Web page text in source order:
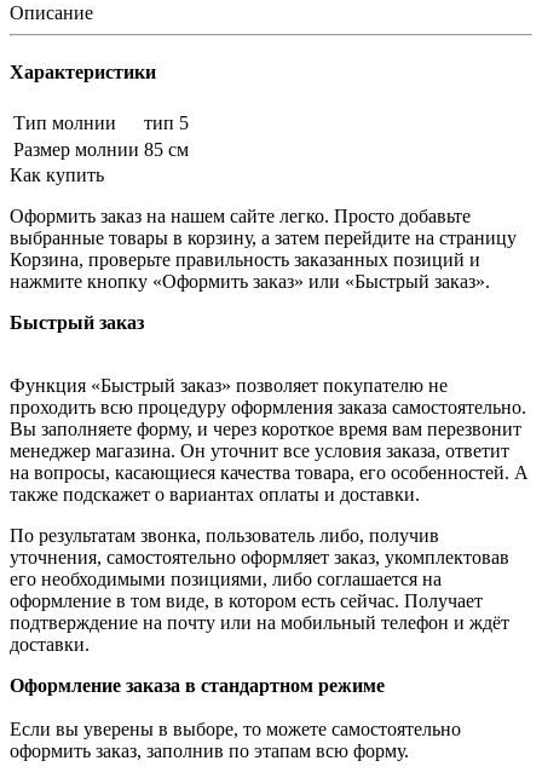
Описание
Характеристики
Тип молнии
тип 5
Размер молнии 85 см
Как купить
Оформить заказ на нашем сайте легко. Просто добавьте
выбранные товары в корзину, а затем перейдите на страницу
Корзина, проверьте правильность заказанных позиций и
нажмите кнопку «Оформить заказ» или «Быстрый заказ».
Быстрый заказ
Функция «Быстрый заказ» позволяет покупателю не
проходить всю процедуру оформления заказа самостоятельно.
Вы заполняете форму, и через короткое время вам перезвонит
менеджер магазина. Он уточнит все условия заказа, ответит
на вопросы, касающиеся качества товара, его особенностей. А
также подскажет о вариантах оплаты и доставки.
По результатам звонка, пользователь либо, получив
уточнения, самостоятельно оформляет заказ, укомплектовав
его необходимыми позициями, либо соглашается на
оформление в том виде, в котором есть сейчас. Получает
подтверждение на почту или на мобильный телефон и ждёт
доставки.
Оформление заказа в стандартном режиме
Если вы уверены в выборе, то можете самостоятельно
оформить заказ, заполнив по этапам всю форму.